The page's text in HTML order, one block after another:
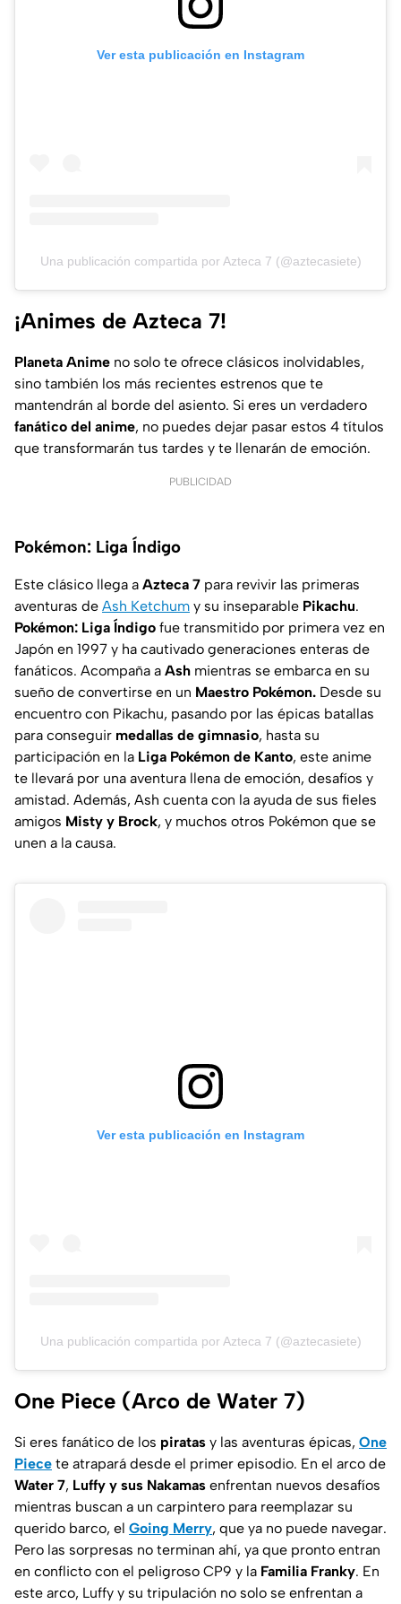
Ver esta publicación en Instagram
Una publicación compartida por Azteca 7 (@aztecasiete)
¡Animes de Azteca 7!
Planeta Anime no solo te ofrece clásicos inolvidables,
sino también los más recientes estrenos que te
mantendrán al borde del asiento. Si eres un verdadero
fanático del anime, no puedes dejar pasar estos 4 títulos
que transformarán tus tardes y te llenarán de emoción.
PUBLICIDAD
Pokémon: Liga Índigo
Este clásico llega a Azteca 7 para revivir las primeras
aventuras de Ash Ketchum y su inseparable Pikachu.
Pokémon: Liga Índigo fue transmitido por primera vez en
Japón en 1997 y ha cautivado generaciones enteras de
fanáticos. Acompaña a Ash mientras se embarca en su
sueño de convertirse en un Maestro Pokémon. Desde su
encuentro con Pikachu, pasando por las épicas batallas
para conseguir medallas de gimnasio, hasta su
participación en la Liga Pokémon de Kanto, este anime
te llevará por una aventura llena de emoción, desafíos y
amistad. Además, Ash cuenta con la ayuda de sus fieles
amigos Misty y Brock, y muchos otros Pokémon que se
unen a la causa.
Ver esta publicación en Instagram
Una publicación compartida por Azteca 7 (@aztecasiete)
One Piece (Arco de Water 7)
Si eres fanático de los piratas y las aventuras épicas, One
Piece te atrapará desde el primer episodio. En el arco de
Water 7, Luffy y sus Nakamas enfrentan nuevos desafíos
mientras buscan a un carpintero para reemplazar su
querido barco, el Going Merry, que ya no puede navegar.
Pero las sorpresas no terminan ahí, ya que pronto entran
en conflicto con el peligroso CP9 y la Familia Franky. En
este arco, Luffy y su tripulación no solo se enfrentan a